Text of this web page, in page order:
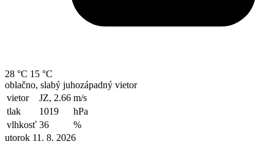
28 °C 15 °C
oblačno, slabý juhozápadný vietor
vietor
JZ, 2.66 m/s
tlak
1019
hPa
vlhkosť 36
%
utorok 11. 8. 2026